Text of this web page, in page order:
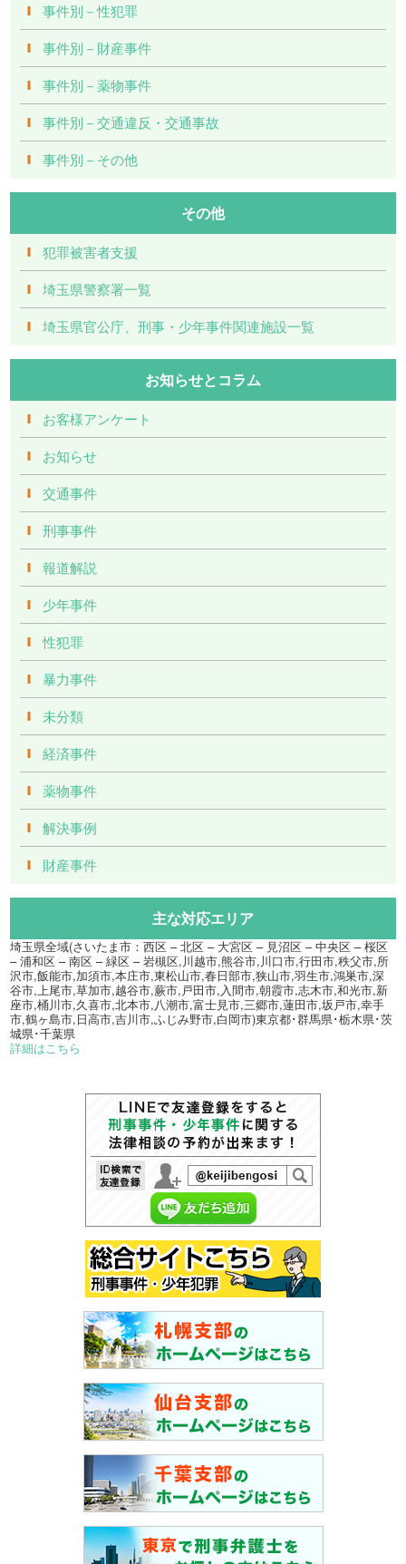
事件別－性犯罪
事件別－財産事件
事件別－薬物事件
事件別－交通違反・交通事故
事件別－その他
その他
犯罪被害者支援
埼玉県警察署一覧
埼玉県官公庁、刑事・少年事件関連施設一覧
お知らせとコラム
お客様アンケート
お知らせ
交通事件
刑事事件
報道解説
少年事件
性犯罪
暴力事件
未分類
経済事件
薬物事件
解決事例
財産事件
主な対応エリア
埼玉県全域(さいたま市：西区 – 北区 – 大宮区 – 見沼区 – 中央区 – 桜区
– 浦和区 – 南区 – 緑区 – 岩槻区,川越市,熊谷市,川口市,行田市,秩父市,所
沢市,飯能市,加須市,本庄市,東松山市,春日部市,狭山市,羽生市,鴻巣市,深
谷市,上尾市,草加市,越谷市,蕨市,戸田市,入間市,朝霞市,志木市,和光市,新
座市,桶川市,久喜市,北本市,八潮市,富士見市,三郷市,蓮田市,坂戸市,幸手
市,鶴ヶ島市,日高市,吉川市,ふじみ野市,白岡市)東京都･群馬県･栃木県･茨
城県･千葉県
詳細はこちら